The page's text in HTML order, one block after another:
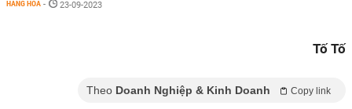
HÀNG HÓA - 23-09-2023
Tố Tố
Theo Doanh Nghiệp & Kinh Doanh Copy link